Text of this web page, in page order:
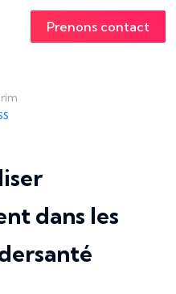
Prenons contact
dans les